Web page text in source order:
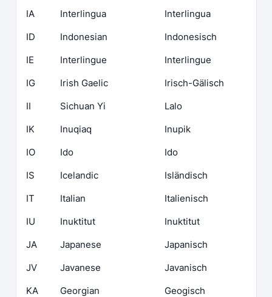
IA
Interlingua
Interlingua
ID
Indonesian
Indonesisch
IE
Interlingue
Interlingue
IG
Irish Gaelic
Irisch-Gälisch
II
Sichuan Yi
Lalo
IK
Inuqiaq
Inupik
IO
Ido
Ido
IS
Icelandic
Isländisch
IT
Italian
Italienisch
IU
Inuktitut
Inuktitut
JA
Japanese
Japanisch
JV
Javanese
Javanisch
KA
Georgian
Geogisch